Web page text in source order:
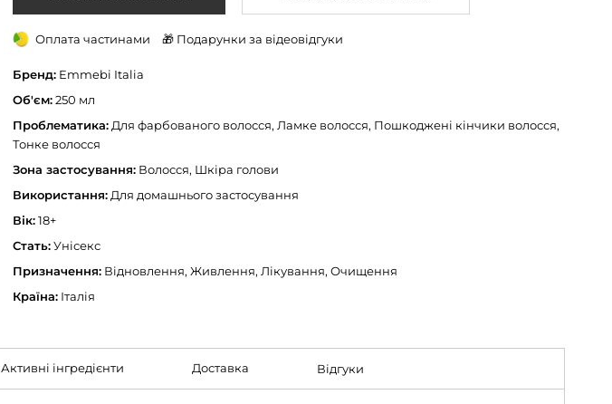
Оплата частинами 🎁 Подарунки за відеовідгуки
Бренд: Emmebi Italia
Об'єм:250 мл
Проблематика: Для фарбованого волосся, Ламке волосся, Пошкоджені кінчики волосся,
Тонке волосся
Зона застосування: Волосся, Шкіра голови
Використання: Для домашнього застосування
Вік:18+
Стать:Унісекс
Призначення: Відновлення, Живлення, Лікування, Очищення
Країна: Італія
Активні інгредієнти Доставка Відгуки